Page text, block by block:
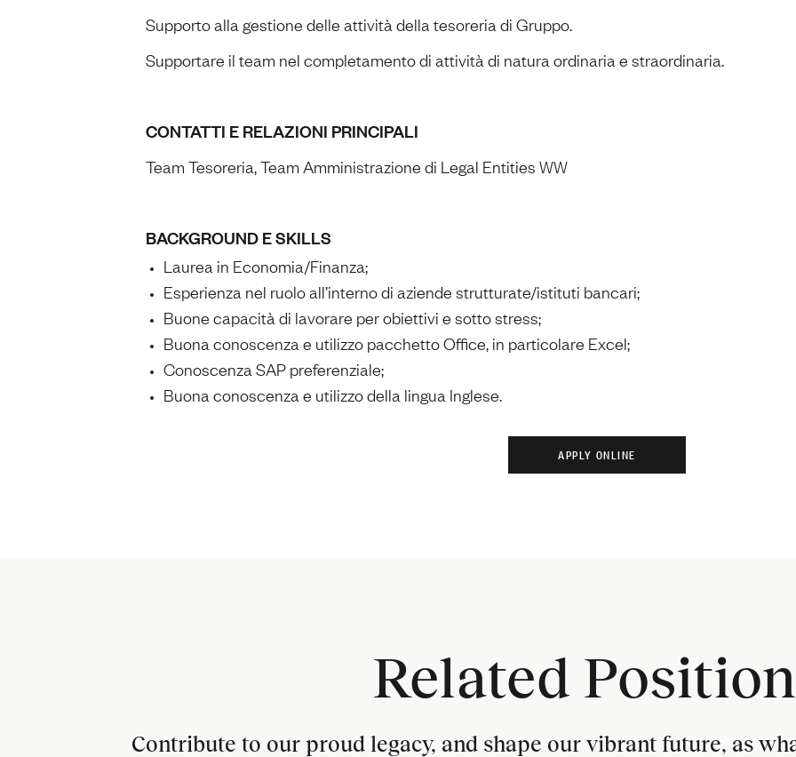
Supporto alla gestione delle attività della tesoreria di Gruppo.
Supportare il team nel completamento di attività di natura ordinaria e straordinaria.
CONTATTI E RELAZIONI PRINCIPALI
Team Tesoreria, Team Amministrazione di Legal Entities WW
BACKGROUND E SKILLS
Laurea in Economia/Finanza;
Esperienza nel ruolo all’interno di aziende strutturate/istituti bancari;
Buone capacità di lavorare per obiettivi e sotto stress;
Buona conoscenza e utilizzo pacchetto Office, in particolare Excel;
Conoscenza SAP preferenziale;
Buona conoscenza e utilizzo della lingua Inglese.
Related
Contribute to our proud legacy, and shape our vibrant future, as